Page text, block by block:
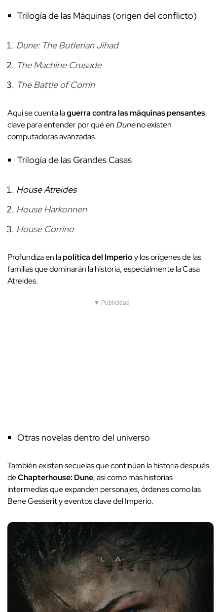
Trilogía de las Máquinas (origen del conflicto)
Dune: The Butlerian Jihad
The Machine Crusade
The Battle of Corrin
Aquí se cuenta laguerra contra las máquinas pensantes,
clave para entender por qué en Duneno existen
computadoras avanzadas.
Trilogía de las Grandes Casas
House Atreides
House Harkonnen
House Corrino
Profundiza en lapolítica del Imperioy los orígenes de las
familias que dominarán la historia, especialmente la Casa
Atreides.
▼ Publicidad
Otras novelas dentro del universo
También existen secuelas que continúan la historia después
deChapterhouse: Dune, así como más historias
intermedias que expanden personajes, órdenes como las
Bene Gesserit y eventos clave del Imperio.